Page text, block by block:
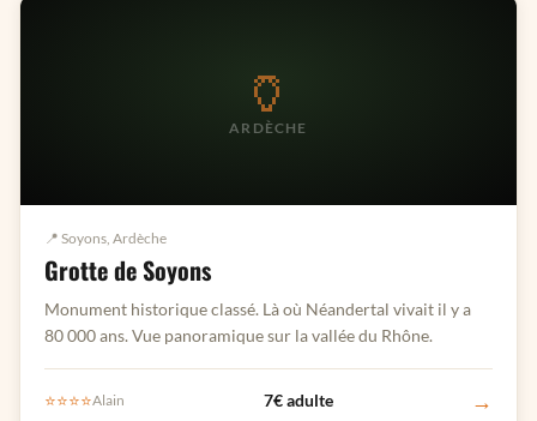
🏺
ARDÈCHE
📍 Soyons, Ardèche
Grotte de Soyons
Monument historique classé. Là où Néandertal vivait il y a
80 000 ans. Vue panoramique sur la vallée du Rhône.
⭐⭐⭐⭐Alain 7€ adulte →